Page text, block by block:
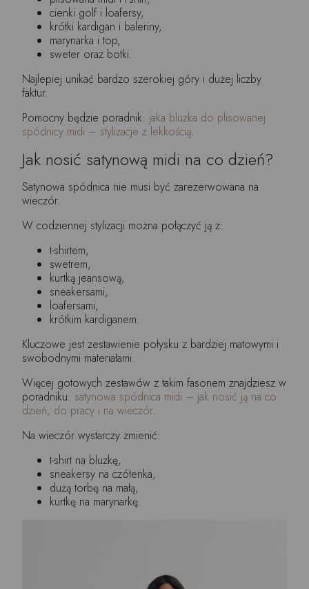
cienki golf i loafersy,
krótki kardigan i baleriny,
marynarka i top,
sweter oraz botki.
Najlepiej unikać bardzo szerokiej góry i dużej liczby
faktur.
Pomocny będzie poradnik: jaka bluzka do plisowanej
spódnicy midi – stylizacje z lekkością.
Jak nosić satynową midi na co dzień?
Satynowa spódnica nie musi być zarezerwowana na
wieczór.
W codziennej stylizacji można połączyć ją z:
t-shirtem,
swetrem,
kurtką jeansową,
sneakersami,
loafersami,
krótkim kardiganem.
Kluczowe jest zestawienie połysku z bardziej matowymi i
swobodnymi materiałami.
Więcej gotowych zestawów z takim fasonem znajdziesz w
poradniku: satynowa spódnica midi – jak nosić ją na co
dzień, do pracy i na wieczór.
Na wieczór wystarczy zmienić:
t-shirt na bluzkę,
sneakersy na czółenka,
dużą torbę na małą,
kurtkę na marynarkę.